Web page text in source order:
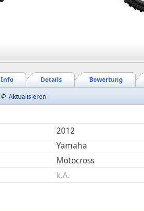
Bewertung
Details
Info
Aktualisieren
2012
Yamaha
Motocross
k.A.